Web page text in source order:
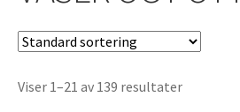
Viser 1–21 av 139 resultater